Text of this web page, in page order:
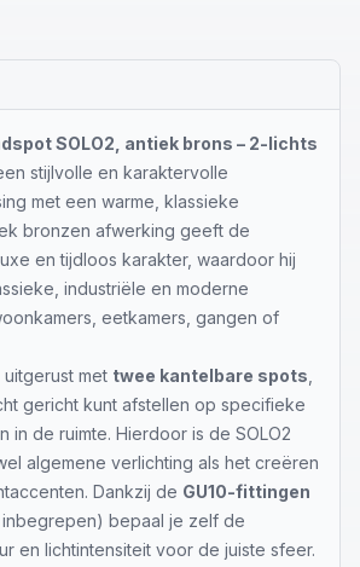
SOLO2, antiek brons – 2-lichts
stijlvolle en karaktervolle
met een warme, klassieke
bronzen afwerking geeft de
en tijdloos karakter, waardoor hij
industriële en moderne
eetkamers, gangen of
met twee kantelbare spots
gericht kunt afstellen op specifieke
in de ruimte. Hierdoor is de SOLO2
algemene verlichting als het creëren
Dankzij de GU10-fittingen
bepaal je zelf de
en lichtintensiteit voor de juiste sfeer.